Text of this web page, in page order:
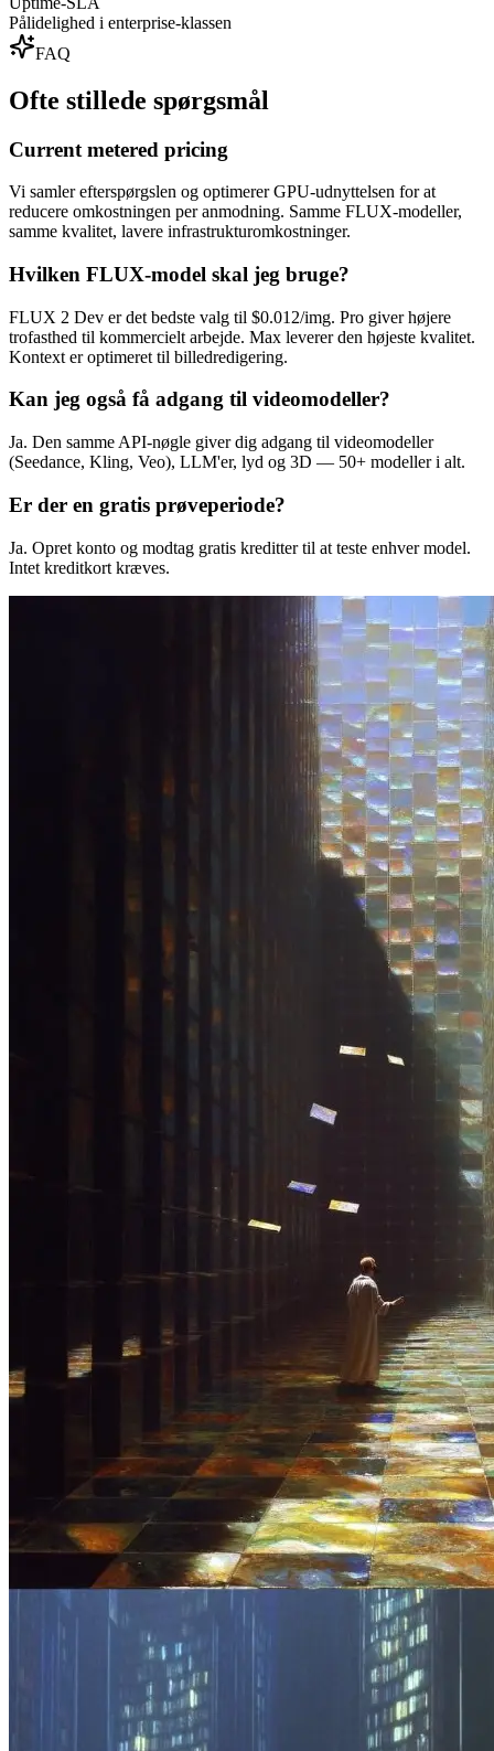
Pålidelighed i enterprise-klassen
FAQ
Ofte stillede spørgsmål
Current metered pricing
Vi samler efterspørgslen og optimerer GPU-udnyttelsen for at
reducere omkostningen per anmodning. Samme FLUX-modeller,
samme kvalitet, lavere infrastrukturomkostninger.
Hvilken FLUX-model skal jeg bruge?
FLUX 2 Dev er det bedste valg til $0.012/img. Pro giver højere
trofasthed til kommercielt arbejde. Max leverer den højeste kvalitet.
Kontext er optimeret til billedredigering.
Kan jeg også få adgang til videomodeller?
Ja. Den samme API-nøgle giver dig adgang til videomodeller
(Seedance, Kling, Veo), LLM'er, lyd og 3D — 50+ modeller i alt.
Er der en gratis prøveperiode?
Ja. Opret konto og modtag gratis kreditter til at teste enhver model.
Intet kreditkort kræves.